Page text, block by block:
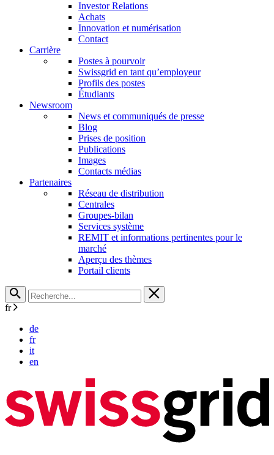
Investor Relations
Achats
Innovation et numérisation
Contact
Carrière
Postes à pourvoir
Swissgrid en tant qu’employeur
Profils des postes
Étudiants
Newsroom
News et communiqués de presse
Blog
Prises de position
Publications
Images
Contacts médias
Partenaires
Réseau de distribution
Centrales
Groupes-bilan
Services système
REMIT et informations pertinentes pour le
marché
Aperçu des thèmes
Portail clients
fr
de
fr
it
en